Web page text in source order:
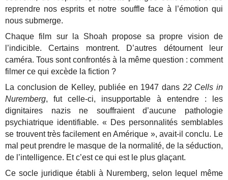
reprendre nos esprits et notre souffle face à l’émotion qui
nous submerge.
Chaque film sur la Shoah propose sa propre vision de
l’indicible. Certains montrent. D’autres détournent leur
caméra. Tous sont confrontés à la même question : comment
filmer ce qui excède la fiction ?
La conclusion de Kelley, publiée en 1947 dans 22 Cells in
Nuremberg, fut celle-ci, insupportable à entendre : les
dignitaires nazis ne souffraient d’aucune pathologie
psychiatrique identifiable. « Des personnalités semblables
se trouvent très facilement en Amérique », avait-il conclu. Le
mal peut prendre le masque de la normalité, de la séduction,
de l’intelligence. Et c’est ce qui est le plus glaçant.
Ce socle juridique établi à Nuremberg, selon lequel même